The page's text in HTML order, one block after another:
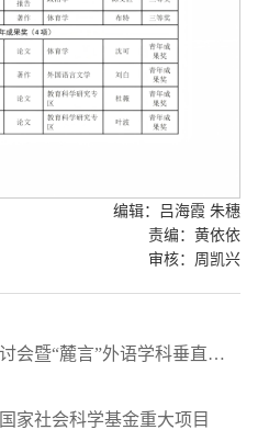
编辑：吕海霞 朱穗
责编：黄依依
审核：周凯兴
人工智能赋能外语教育研讨会暨“麓言”外语学科垂直大模型发布会举行
家社会科学基金重大项目